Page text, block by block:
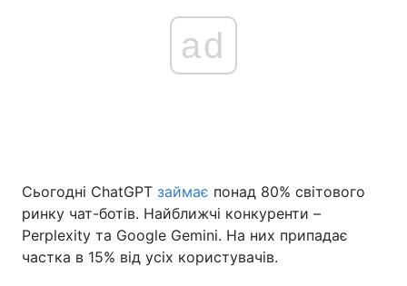
ad
Сьогодні ChatGPT займає понад 80% світового
ринку чат-ботів. Найближчі конкуренти –
Perplexity та Google Gemini. На них припадає
частка в 15% від усіх користувачів.